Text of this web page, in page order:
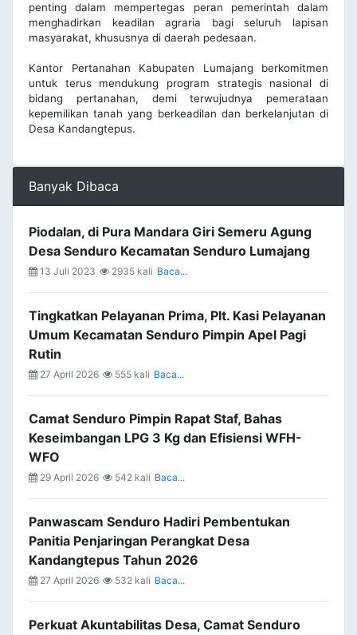
penting dalam mempertegas peran pemerintah dalam
menghadirkan keadilan agraria bagi seluruh lapisan
masyarakat, khususnya di daerah pedesaan.
Kantor Pertanahan Kabupaten Lumajang berkomitmen
untuk terus mendukung program strategis nasional di
bidang pertanahan, demi terwujudnya pemerataan
kepemilikan tanah yang berkeadilan dan berkelanjutan di
Desa Kandangtepus.
Banyak Dibaca
Piodalan, di Pura Mandara Giri Semeru Agung
Desa Senduro Kecamatan Senduro Lumajang
13 Juli 2023 2935 kali Baca...
Tingkatkan Pelayanan Prima, Plt. Kasi Pelayanan
Umum Kecamatan Senduro Pimpin Apel Pagi
Rutin
27 April 2026 555 kali Baca...
Camat Senduro Pimpin Rapat Staf, Bahas
Keseimbangan LPG 3 Kg dan Efisiensi WFH-
WFO
29 April 2026 542 kali Baca...
Panwascam Senduro Hadiri Pembentukan
Panitia Penjaringan Perangkat Desa
Kandangtepus Tahun 2026
27 April 2026 532 kali Baca...
Perkuat Akuntabilitas Desa, Camat Senduro